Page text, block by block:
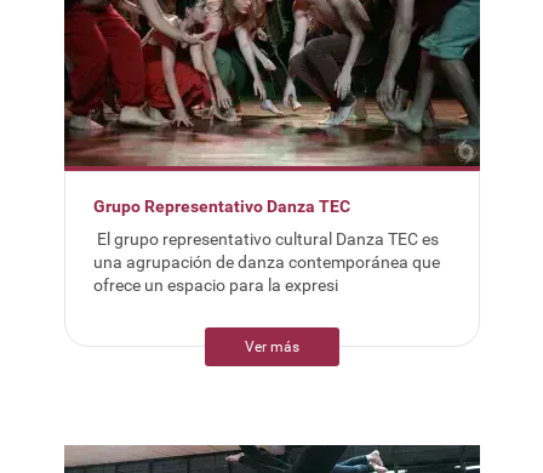
Grupo Representativo Danza TEC
El grupo representativo cultural Danza TEC es
una agrupación de danza contemporánea que
ofrece un espacio para la expresi
Ver más